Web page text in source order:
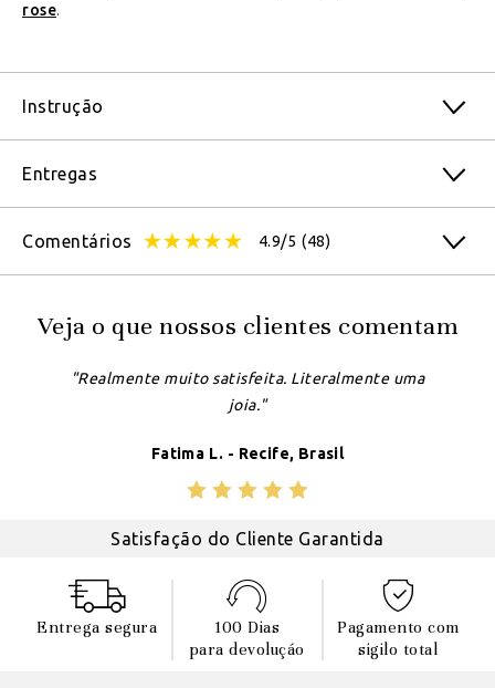
rose.
Instrução
Entregas
Comentários 4.9/5 (48)
Veja o que nossos clientes comentam
"Realmente muito satisfeita. Literalmente uma
joia."
Fatima L. - Recife, Brasil
Satisfação do Cliente Garantida
Entrega segura
100 Dias
para devoluçáo
Pagamento com
sigilo total